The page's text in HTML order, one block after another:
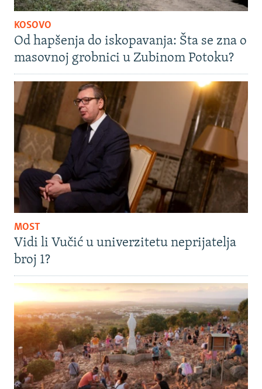
KOSOVO
Od hapšenja do iskopavanja: Šta se zna o
masovnoj grobnici u Zubinom Potoku?
MOST
Vidi li Vučić u univerzitetu neprijatelja
broj 1?